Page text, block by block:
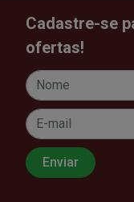
Cadastre-se
ofertas!